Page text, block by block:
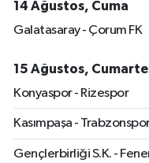
14 Ağustos, Cuma
Galatasaray - Çorum FK
15 Ağustos,
Konyaspor - Rizespor
Kasımpaşa -
Gençlerbirliği S.K. -